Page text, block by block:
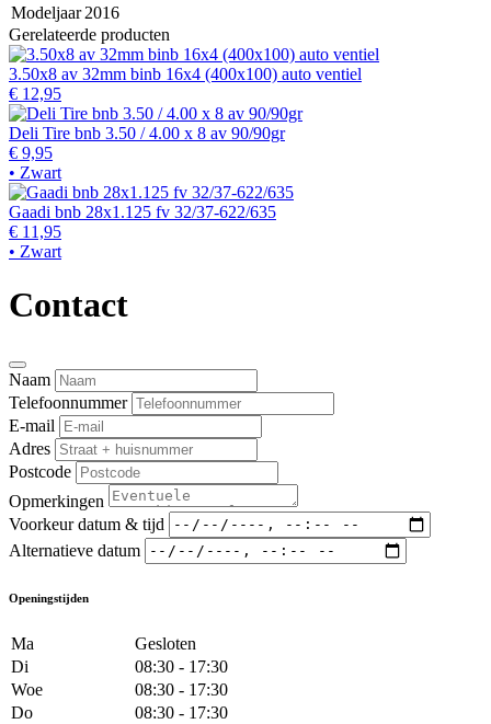
Modeljaar 2016
Gerelateerde producten
3.50x8 av 32mm binb 16x4 (400x100) auto ventiel
€ 12,95
Deli Tire bnb 3.50 / 4.00 x 8 av 90/90gr
€ 9,95
• Zwart
Gaadi bnb 28x1.125 fv 32/37-622/635
€ 11,95
• Zwart
Contact
Naam
Telefoonnummer
E-mail
Adres
Postcode
Opmerkingen
Voorkeur datum & tijd
Alternatieve datum
Openingstijden
Ma
Gesloten
Di
08:30 - 17:30
Woe
08:30 - 17:30
Do
08:30 - 17:30